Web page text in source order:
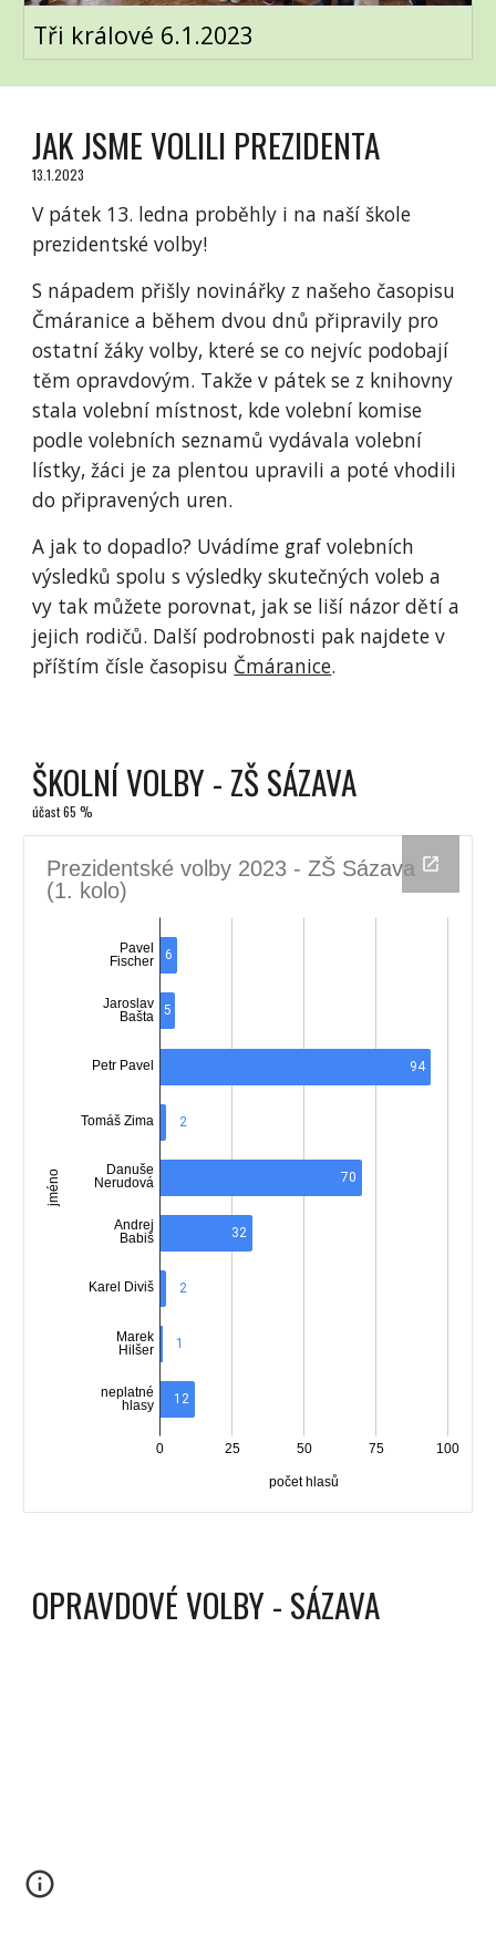
Tři králové 6.1.2023
JAK JSME VOLILI PREZIDENTA
13.1.2023
V pátek 13. ledna proběhly i na naší škole
prezidentské volby!
S nápadem přišly novinářky z našeho časopisu
Čmáranice a během dvou dnů připravily pro
ostatní žáky volby, které se co nejvíc podobají
těm opravdovým. Takže v pátek se z knihovny
stala volební místnost, kde volební komise
podle volebních seznamů vydávala volební
lístky, žáci je za plentou upravili a poté vhodili
do připravených uren.
A jak to dopadlo? Uvádíme graf volebních
výsledků spolu s výsledky skutečných voleb a
vy tak můžete porovnat, jak se liší názor dětí a
jejich rodičů. Další podrobnosti pak najdete v
příštím čísle časopisu Čmáranice.
ŠKOLNÍ VOLBY - ZŠ SÁZAVA
účast 65 %
OPRAVDOVÉ VOLBY - SÁZAVA